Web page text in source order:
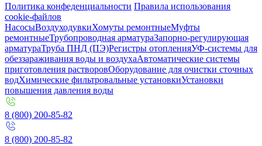
Политика конфеденциальности Правила использования
cookie-файлов
НасосыВоздуходувкиХомуты ремонтныеМуфты
ремонтныеТрубопроводная арматураЗапорно-регулирующая
арматураТруба ПНД (ПЭ)Регистры отопленияУФ-системы для
обеззараживания воды и воздухаАвтоматические системы
приготовления растворовОборудование для очистки сточных
водХимические фильтровальные установкиУстановки
повышения давления воды
8 (800) 200-85-82
8 (800) 200-85-82